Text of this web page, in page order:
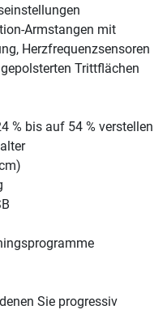
Armstangen mit
Herzfrequenzsensoren
Trittflächen
% bis auf 54 % verstellen
Sie progressiv